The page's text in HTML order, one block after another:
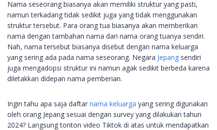
Nama seseorang biasanya akan memiliki struktur yang pasti,
namun terkadang tidak sedikit juga yang tidak menggunakan
struktur tersebut. Para orang tua biasanya akan memberikan
nama dengan tambahan nama dari nama orang tuanya sendiri.
Nah, nama tersebut biasanya disebut dengan nama keluarga
yang sering ada pada nama seseorang. Negara Jepang sendiri
juga mengadopsi struktur ini namun agak sedikit berbeda karena
diletakkan didepan nama pemberian.
Ingin tahu apa saja daftar nama keluarga yang sering digunakan
oleh orang Jepang sesuai dengan survey yang dilakukan tahun
2024? Langsung tonton video Tiktok di atas untuk mendapatkan